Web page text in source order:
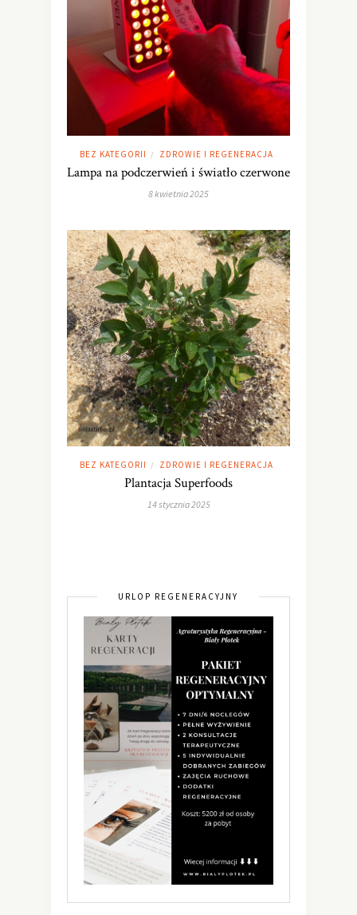
BEZ KATEGORII / ZDROWIE I REGENERACJA
Lampa na podczerwień i światło czerwone
8 kwietnia 2025
BEZ KATEGORII / ZDROWIE I REGENERACJA
Plantacja Superfoods
14 stycznia 2025
URLOP REGENERACYJNY